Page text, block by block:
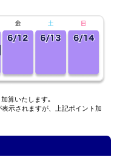
算いたします｡
示されますが、上記ポイント加